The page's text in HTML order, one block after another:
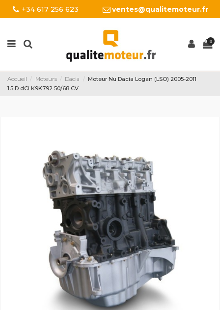
+34 617 256 623 ventes@qualitemoteur.fr
0
Accueil Moteurs Dacia
Moteur Nu Dacia Logan (LSO) 2005-2011
1.5 D dCi K9K792 50/68 CV